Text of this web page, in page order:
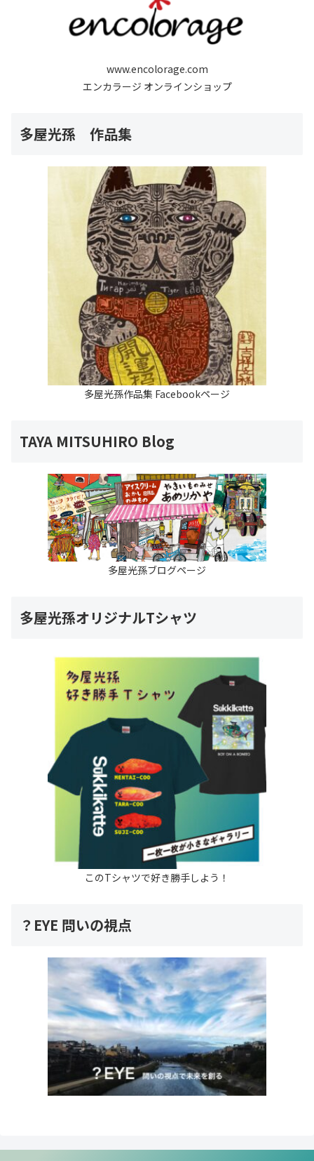
www.encolorage.com
エンカラージ オンラインショップ
多屋光孫 作品集
多屋光孫作品集 Facebookページ
TAYA MITSUHIRO Blog
多屋光孫ブログページ
多屋光孫オリジナルTシャツ
このTシャツで好き勝手しよう！
？EYE 問いの視点